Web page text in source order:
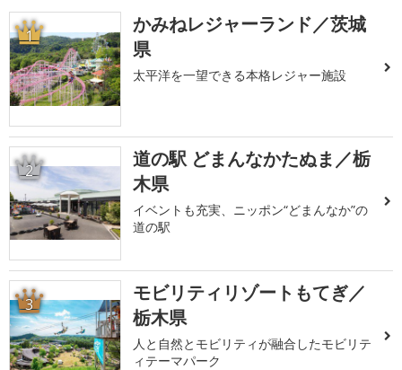
1
かみねレジャーランド／茨城
県
太平洋を一望できる本格レジャー施設
2
道の駅 どまんなかたぬま／栃
木県
イベントも充実、ニッポン“どまんなか”の
道の駅
3
モビリティリゾートもてぎ／
栃木県
人と自然とモビリティが融合したモビリテ
ィテーマパーク